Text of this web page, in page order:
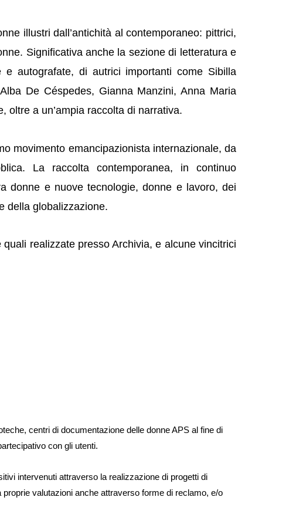
illustri dall’antichità al contemporaneo: pittrici,
Significativa anche la sezione di letteratura e
autografate, di autrici importanti come Sibilla
De Céspedes, Gianna Manzini, Anna Maria
oltre a un’ampia raccolta di narrativa.
movimento emancipazionista internazionale, da
La raccolta contemporanea, in continuo
donne e nuove tecnologie, donne e lavoro, dei
della globalizzazione.
realizzate presso Archivia, e alcune vincitrici
centri di documentazione delle donne APS al fine di
con gli utenti.
intervenuti attraverso la realizzazione di progetti di
valutazioni anche attraverso forme di reclamo, e/o